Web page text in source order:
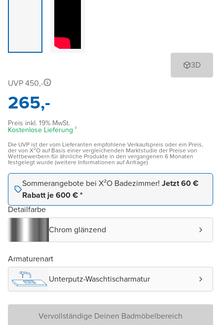
3D
UVP 450,-
265,-
Preis inkl. 19% MwSt.
Kostenlose Lieferung ¹
Die UVP ist der vom Lieferanten empfohlene Verkaufspreis oder ein Preis,
der von X²O auf Basis einer vergleichenden Marktstudie der Preise von
Wettbewerbern für ähnliche Produkte in den vergangenen 6 Monaten
festgelegt wurde (weitere Informationen auf Anfrage)
Sommerangebote bei X²O Badezimmer! Jetzt 60 €
Rabatt je 600 € *
Detailfarbe
Chrom glänzend
Armaturenart
Unterputz-Waschtischarmatur
Vervollständige Deinen Badmöbelbereich